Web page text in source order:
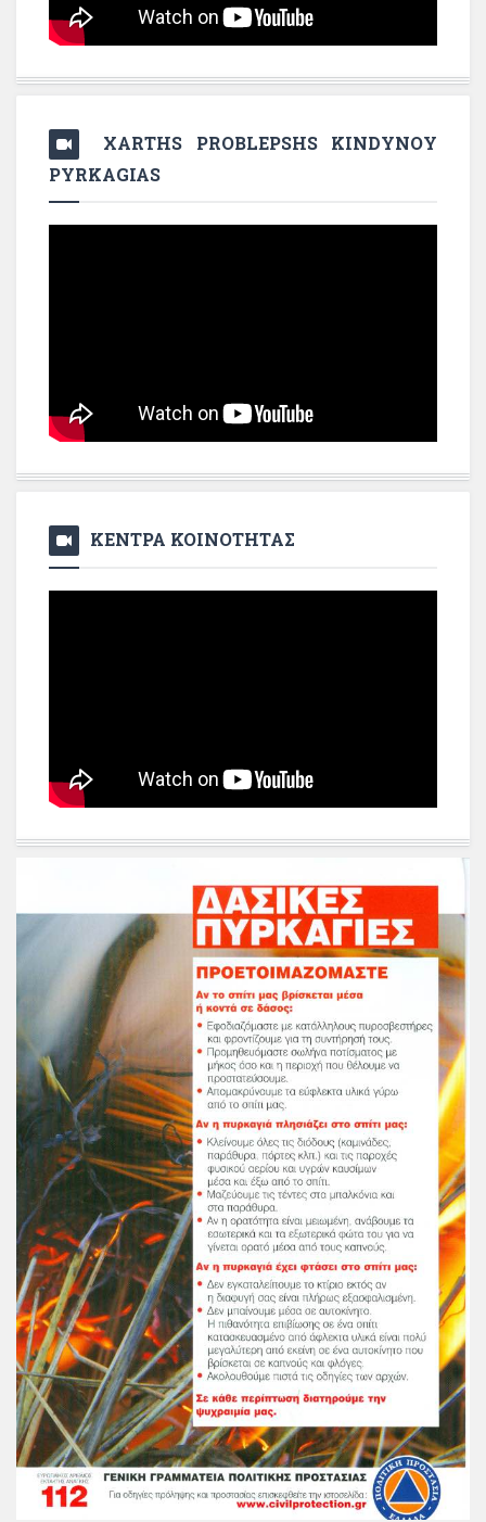
XARTHS PROBLEPSHS KINDYNOY
PYRKAGIAS
ΚΕΝΤΡΑ ΚΟΙΝΟΤΗΤΑΣ